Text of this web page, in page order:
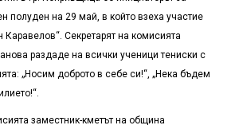
полуден на 29 май, в който взеха участие
Каравелов“. Секретарят на комисията
раздаде на всички ученици тениски с
„Носим доброто в себе си!“, „Нека бъдем
заместник-кметът на община